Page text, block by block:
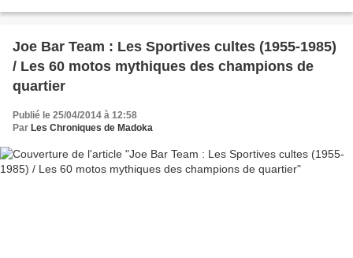
Joe Bar Team : Les Sportives cultes (1955-1985)
/ Les 60 motos mythiques des champions de
quartier
Publié le 25/04/2014 à 12:58
Par Les Chroniques de Madoka